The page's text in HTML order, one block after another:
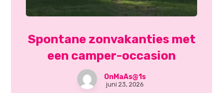
Spontane zonvakanties met
een camper-occasion
OnMaAs@1s
juni 23, 2026